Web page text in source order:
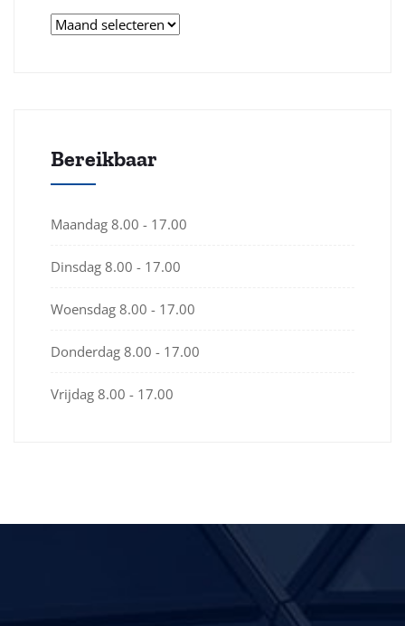
Archieven
Bereikbaar
Maandag 8.00 - 17.00
Dinsdag 8.00 - 17.00
Woensdag 8.00 - 17.00
Donderdag 8.00 - 17.00
Vrijdag 8.00 - 17.00